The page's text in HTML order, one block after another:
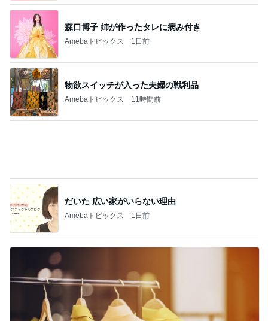
森口博子 姉が作ったタレに病み付き
Amebaトピックス 1日前
物欲スイッチが入った夫婦の戦利品
Amebaトピックス 11時間前
だいた 広い家がいらない理由
Amebaトピックス 1日前